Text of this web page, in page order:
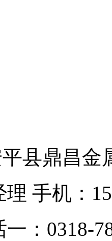
县鼎昌金
手机：
：0318-